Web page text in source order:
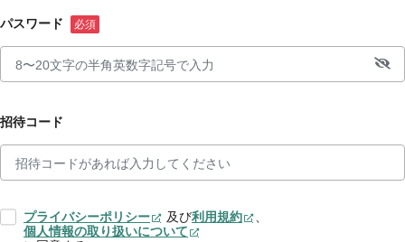
パスワード
招待コード
プライバシーポリシー 及び利用規約
、
個人情報の取り扱いについて